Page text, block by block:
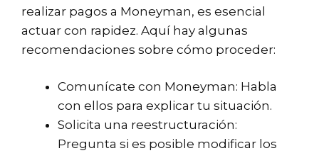
realizar pagos a Moneyman, es esencial
actuar con rapidez. Aquí hay algunas
recomendaciones sobre cómo proceder:
Comunícate con Moneyman: Habla
con ellos para explicar tu situación.
Solicita una reestructuración:
Pregunta si es posible modificar los